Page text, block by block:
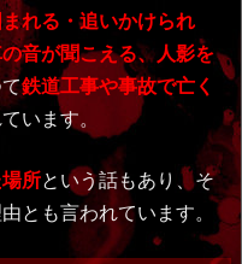
れる・追いかけられ
音が聞こえる、人影を
鉄道工事や事故で亡く
います。
所という話もあり、そ
とも言われています。